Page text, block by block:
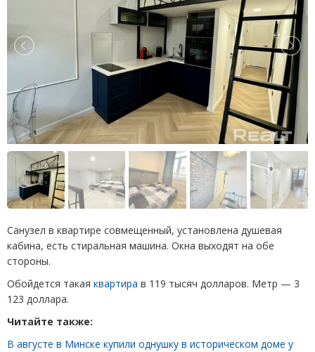
Санузел в квартире совмещенный, установлена душевая
кабина, есть стиральная машина. Окна выходят на обе
стороны.
Обойдется такая квартира в 119 тысяч долларов. Метр — 3
123 доллара.
Читайте также:
В августе в Минске купили однушку в историческом доме у